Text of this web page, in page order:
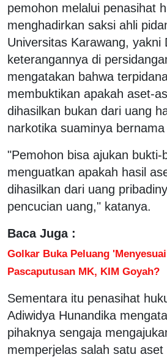
pemohon melalui penasihat
menghadirkan saksi ahli
Universitas Karawang, yakni
keterangannya di
mengatakan bahwa
membuktikan apakah aset-
dihasilkan bukan dari uang
narkotika suaminya bernama
"Pemohon bisa ajukan bukti-
menguatkan apakah hasil
dihasilkan dari uang
pencucian uang," katanya.
Baca Juga :
Golkar Buka Peluang
Pascaputusan MK, KIM Goyah?
Sementara itu penasihat
Adiwidya Hunandika
pihaknya sengaja
memperjelas salah satu aset